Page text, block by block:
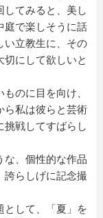
してみると、美し
庭で楽しそうに話
い立教生に、その
切にして欲しいと
のに目を向け、
ら私は彼らと芸術
挑戦してすばらし
、個性的な作品
誇らしげに記念撮
して、「夏」を